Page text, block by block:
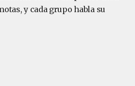
y cada grupo habla su